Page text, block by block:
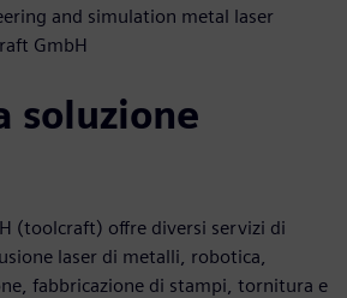
and simulation metal laser
GmbH
soluzione
(toolcraft) offre diversi servizi di
laser di metalli, robotica,
fabbricazione di stampi, tornitura e